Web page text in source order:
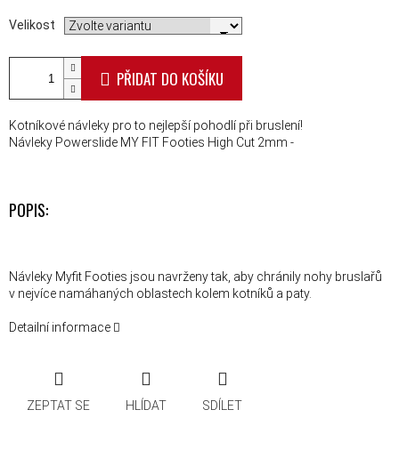
Velikost
PŘIDAT DO KOŠÍKU
Kotníkové návleky pro to nejlepší pohodlí při bruslení!
Návleky Powerslide MY FIT Footies High Cut 2mm -
POPIS:
Návleky Myfit Footies jsou navrženy tak, aby chránily nohy bruslařů
v nejvíce namáhaných oblastech kolem kotníků a paty.
Detailní informace
ZEPTAT SE HLÍDAT SDÍLET